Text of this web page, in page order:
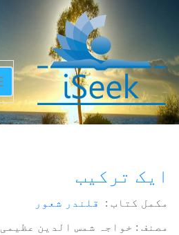
ایک ترکیب
مکمل کتاب : قلندر شعور
مصنف : خواجہ شمس الدین عظیمی